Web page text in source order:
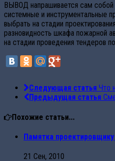
ВЫВОД напрашивается сам собой
системные и инструментальные
выбрать на стадии
разновидность шкафа пожарной
на стадии проведения тендеров
Следующая статья Что
Предыдущая статья
Похожие статьи...
Памятка
21 Сен, 2010